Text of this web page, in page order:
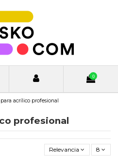
0
acrílico profesional
profesional
Relevancia 8